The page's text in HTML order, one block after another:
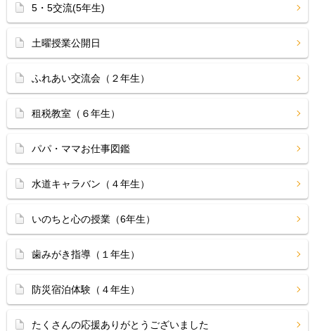
5・5交流(5年生)
土曜授業公開日
ふれあい交流会（２年生）
租税教室（６年生）
パパ・ママお仕事図鑑
水道キャラバン（４年生）
いのちと心の授業（6年生）
歯みがき指導（１年生）
防災宿泊体験（４年生）
たくさんの応援ありがとうございました